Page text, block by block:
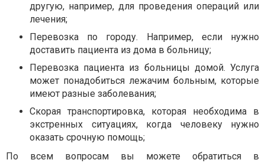
другую, например, для проведения операций или
лечения;
Перевозка по городу. Например, если нужно
доставить пациента из дома в больницу;
Перевозка пациента из больницы домой. Услуга
может понадобиться лежачим больным, которые
имеют разные заболевания;
Скорая транспортировка, которая необходима в
экстренных ситуациях, когда человеку нужно
оказать срочную помощь;
По всем вопросам вы можете обратиться в